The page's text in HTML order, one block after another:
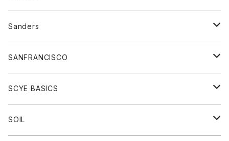
ニット
ベスト
ボトム
ワンピース
ペインターパンツ
帽子
アウター
コート
パーカー
スカート
Tシャツ
トップス
Sanders
グッズ
靴
SANFRANCISCO
アウター
カーディガン
グッズ
SCYE BASICS
ボトム
SOIL